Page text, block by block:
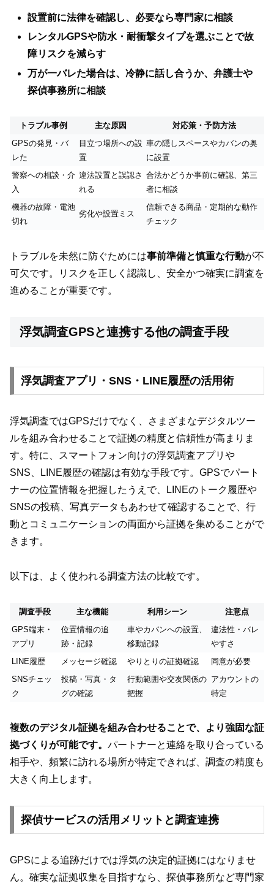
設置前に法律を確認し、必要なら専門家に相談
レンタルGPSや防水・耐衝撃タイプを選ぶことで故
障リスクを減らす
万が一バレた場合は、冷静に話し合うか、弁護士や
探偵事務所に相談
トラブル事例 主な原因
対応策・予防方法
GPSの発見・バ
レた
目立つ場所への設
置
車の隠しスペースやカバンの奥
に設置
警察への相談・介
入
違法設置と誤認さ
れる
合法かどうか事前に確認、第三
者に相談
機器の故障・電池
切れ
劣化や設置ミス
信頼できる商品・定期的な動作
チェック
トラブルを未然に防ぐためには事前準備と慎重な行動が不
可欠です。リスクを正しく認識し、安全かつ確実に調査を
進めることが重要です。
浮気調査GPSと連携する他の調査手段
浮気調査アプリ・SNS・LINE履歴の活用術
浮気調査ではGPSだけでなく、さまざまなデジタルツー
ルを組み合わせることで証拠の精度と信頼性が高まりま
す。特に、スマートフォン向けの浮気調査アプリや
SNS、LINE履歴の確認は有効な手段です。GPSでパート
ナーの位置情報を把握したうえで、LINEのトーク履歴や
SNSの投稿、写真データもあわせて確認することで、行
動とコミュニケーションの両面から証拠を集めることがで
きます。
以下は、よく使われる調査方法の比較です。
調査手段 主な機能 利用シーン
注意点
GPS端末・
アプリ
位置情報の追
跡・記録
車やカバンへの設置、
移動記録
違法性・バレ
やすさ
LINE履歴
メッセージ確認 やりとりの証拠確認
同意が必要
SNSチェッ
ク
投稿・写真・タ
グの確認
行動範囲や交友関係の
把握
アカウントの
特定
複数のデジタル証拠を組み合わせることで、より強固な証
拠づくりが可能です。 パートナーと連絡を取り合っている
相手や、頻繁に訪れる場所が特定できれば、調査の精度も
大きく向上します。
探偵サービスの活用メリットと調査連携
GPSによる追跡だけでは浮気の決定的証拠にはなりませ
ん。確実な証拠収集を目指すなら、探偵事務所など専門家